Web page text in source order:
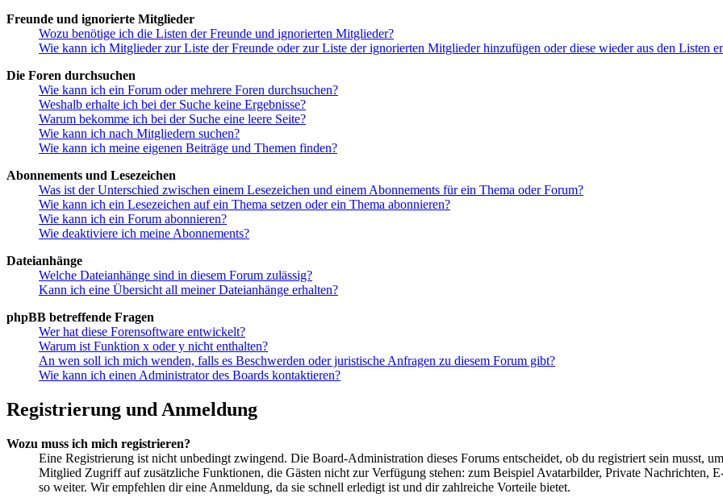
Freunde und ignorierte Mitglieder
Wozu benötige ich die Listen der Freunde und ignorierten Mitglieder?
Wie kann ich Mitglieder zur Liste der Freunde oder zur Liste der ignorierten Mitglieder hinzufügen oder diese wieder aus den Listen
Die Foren durchsuchen
Wie kann ich ein Forum oder mehrere Foren durchsuchen?
Weshalb erhalte ich bei der Suche keine Ergebnisse?
Warum bekomme ich bei der Suche eine leere Seite?
Wie kann ich nach Mitgliedern suchen?
Wie kann ich meine eigenen Beiträge und Themen finden?
Abonnements und Lesezeichen
Was ist der Unterschied zwischen einem Lesezeichen und einem Abonnements für ein Thema oder Forum?
Wie kann ich ein Lesezeichen auf ein Thema setzen oder ein Thema abonnieren?
Wie kann ich ein Forum abonnieren?
Wie deaktiviere ich meine Abonnements?
Dateianhänge
Welche Dateianhänge sind in diesem Forum zulässig?
Kann ich eine Übersicht all meiner Dateianhänge erhalten?
phpBB betreffende Fragen
Wer hat diese Forensoftware entwickelt?
Warum ist Funktion x oder y nicht enthalten?
An wen soll ich mich wenden, falls es Beschwerden oder juristische Anfragen zu diesem Forum gibt?
Wie kann ich einen Administrator des Boards kontaktieren?
Registrierung und Anmeldung
Wozu muss ich mich registrieren?
Eine Registrierung ist nicht unbedingt zwingend. Die Board-Administration dieses Forums entscheidet, ob du registriert sein musst,
Mitglied Zugriff auf zusätzliche Funktionen, die Gästen nicht zur Verfügung stehen: zum Beispiel Avatarbilder, Private Nachrichten,
so weiter. Wir empfehlen dir eine Anmeldung, da sie schnell erledigt ist und dir zahlreiche Vorteile bietet.